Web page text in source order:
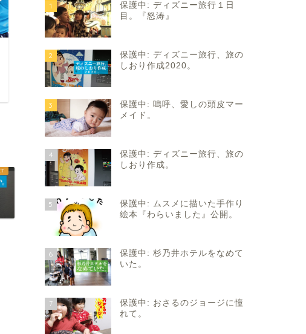
雪がキレイで。
2025年2月5日
結局、私もそっち側でした。
1
保護中: ディズニー旅行１日
目。『怒涛』
2
保護中: ディズニー旅行、旅の
しおり作成2020。
3
保護中: 嗚呼、愛しの頭皮マー
メイド。
4
保護中: ディズニー旅行、旅の
しおり作成。
5
保護中: ムスメに描いた手作り
絵本『わらいました』公開。
6
保護中: 杉乃井ホテルをなめて
いた。
7
保護中: おさるのジョージに憧
れて。